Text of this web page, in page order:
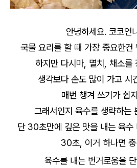
안녕하세요. 코코언
국물 요리를 할 때 가장 중요한건
하지만 다시마, 멸치, 채소를
생각보다 손도 많이 가고 시
매번 챙겨 쓰기가 쉽
그래서인지 육수를 생략하는
단 30초만에 깊은 맛을 내는 육수
30초, 이거 하나면 충
육수를 내는 번거로움을